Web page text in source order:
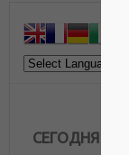
СЕГОДНЯ В